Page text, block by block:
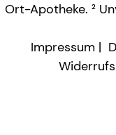
Ort-Apotheke. ²
Impressum